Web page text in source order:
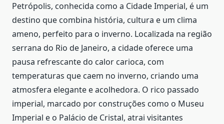
Petrópolis, conhecida como a Cidade Imperial, é um
destino que combina história, cultura e um clima
ameno, perfeito para o inverno. Localizada na região
serrana do Rio de Janeiro, a cidade oferece uma
pausa refrescante do calor carioca, com
temperaturas que caem no inverno, criando uma
atmosfera elegante e acolhedora. O rico passado
imperial, marcado por construções como o Museu
Imperial e o Palácio de Cristal, atrai visitantes